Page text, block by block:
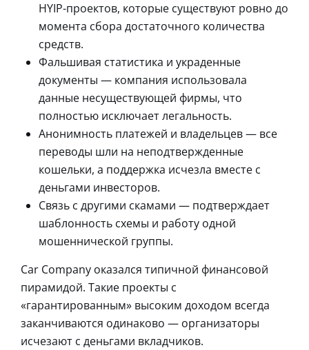
HYIP-проектов, которые существуют ровно до
момента сбора достаточного количества
средств.
Фальшивая статистика и украденные
документы — компания использовала
данные несуществующей фирмы, что
полностью исключает легальность.
Анонимность платежей и владельцев — все
переводы шли на неподтвержденные
кошельки, а поддержка исчезла вместе с
деньгами инвесторов.
Связь с другими скамами — подтверждает
шаблонность схемы и работу одной
мошеннической группы.
Car Company оказался типичной финансовой
пирамидой. Такие проекты с
«гарантированным» высоким доходом всегда
заканчиваются одинаково — организаторы
исчезают с деньгами вкладчиков.